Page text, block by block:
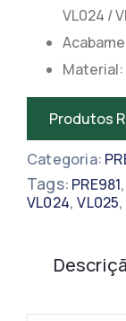
VL024 /
Produtos
Categoria:
Tags: PRE981,
VL024,VL025,